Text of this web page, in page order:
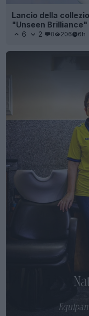
Lancio della
"Unseen
6 2 0 206 6h